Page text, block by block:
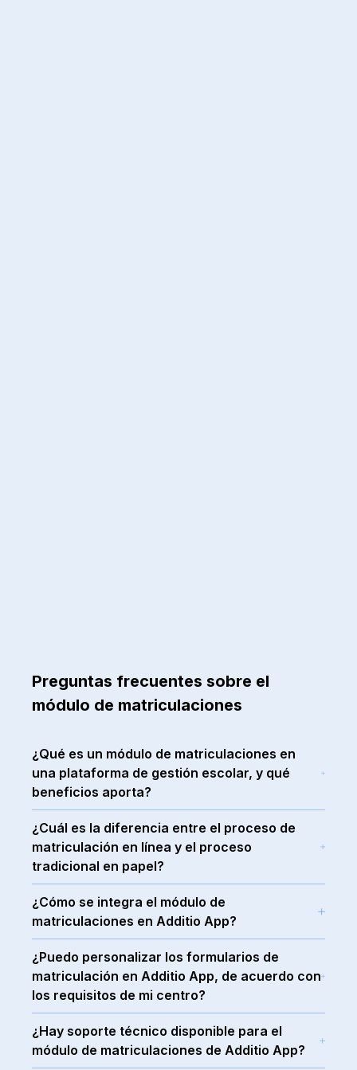
Preguntas frecuentes sobre el
módulo de matriculaciones
¿Qué es un módulo de matriculaciones en
una plataforma de gestión escolar, y qué
beneficios aporta?
Es una herramienta que permite
automatizar y
simplificar el proceso de matriculación de
estudiantes en un centro educativo
realizar el proceso de forma digital, en lugar de
hacerlo de forma manual en papel.
Entre sus beneficios están los siguientes:
-Reducción de errores
-Seguimiento en tiempo real de las matrículas
-Personalización de los datos requeridos para la
matriculación
-Almacenamiento seguro de los datos de las
matrículas
¿Cuál es la diferencia entre el proceso de
matriculación en línea y el proceso
tradicional en papel?
El proceso de matriculación tradicional en papel
requiere de formularios impresos y de
documentos físicos, mientras que el proceso de
matriculación en línea se realiza de forma
electrónica. Esto elimina la necesidad de
papeleo manual, agiliza el proceso de
tiempo real y facilita la personalización de los
formularios.
¿Cómo se integra el módulo de
matriculaciones en Additio App?
Se trata de una funcionalidad adicional dentro
de la propia plataforma de centros, que va a
permitir configurar y personalizar procesos
de matriculación en el centro
sus necesidades específicas.
¿Puedo personalizar los formularios de
matriculación en Additio App, de acuerdo con
los requisitos de mi centro?
Sí, el nuevo módulo de matriculación de Additio
Apppermite la personalización de los datos
requeridos para el proceso de matriculación,
¿Hay soporte técnico disponible para el
módulo de matriculaciones de Additio App?